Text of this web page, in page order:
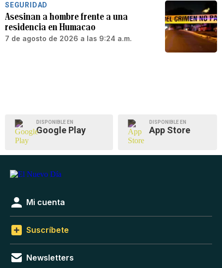
SEGURIDAD
Asesinan a hombre frente a una
residencia en Humacao
7 de agosto de 2026 a las 9:24 a.m.
DISPONIBLE EN
Google Play
DISPONIBLE EN
App Store
Mi cuenta
Suscríbete
Newsletters